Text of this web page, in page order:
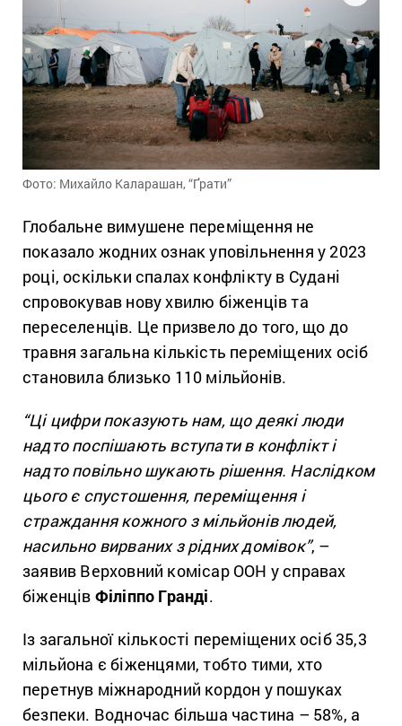
Фото: Михайло Каларашан, “Ґрати”
Глобальне вимушене переміщення не
показало жодних ознак уповільнення у 2023
році, оскільки спалах конфлікту в Судані
спровокував нову хвилю біженців та
переселенців. Це призвело до того, що до
травня загальна кількість переміщених осіб
становила близько 110 мільйонів.
“Ці цифри показують нам, що деякі люди
надто поспішають вступати в конфлікт і
надто повільно шукають рішення. Наслідком
цього є спустошення, переміщення і
страждання кожного з мільйонів людей,
насильно вирваних з рідних домівок”, –
заявив Верховний комісар ООН у справах
біженців Філіппо Гранді.
Із загальної кількості переміщених осіб 35,3
мільйона є біженцями, тобто тими, хто
перетнув міжнародний кордон у пошуках
безпеки. Водночас більша частина – 58%, а